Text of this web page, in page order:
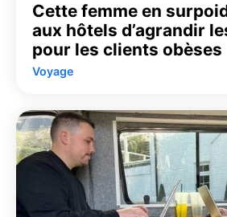
Cette femme en
aux hôtels d’agrandir
pour les clients obèses
Voyage